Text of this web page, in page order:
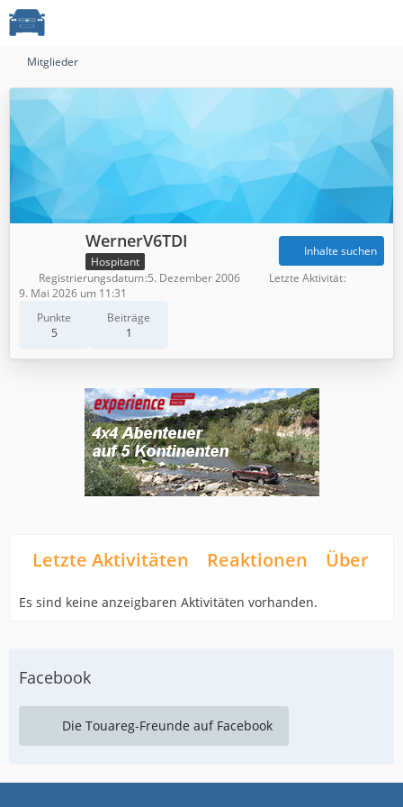
Mitglieder
WernerV6TDI
Hospitant
Punkte
5
Beiträge
1
Inhalte suchen
Registrierungsdatum 5. Dezember 2006
Letzte Aktivität
9. Mai 2026 um 11:31
Letzte Aktivitäten Reaktionen Über
Es sind keine anzeigbaren Aktivitäten vorhanden.
Facebook
Die Touareg-Freunde auf Facebook